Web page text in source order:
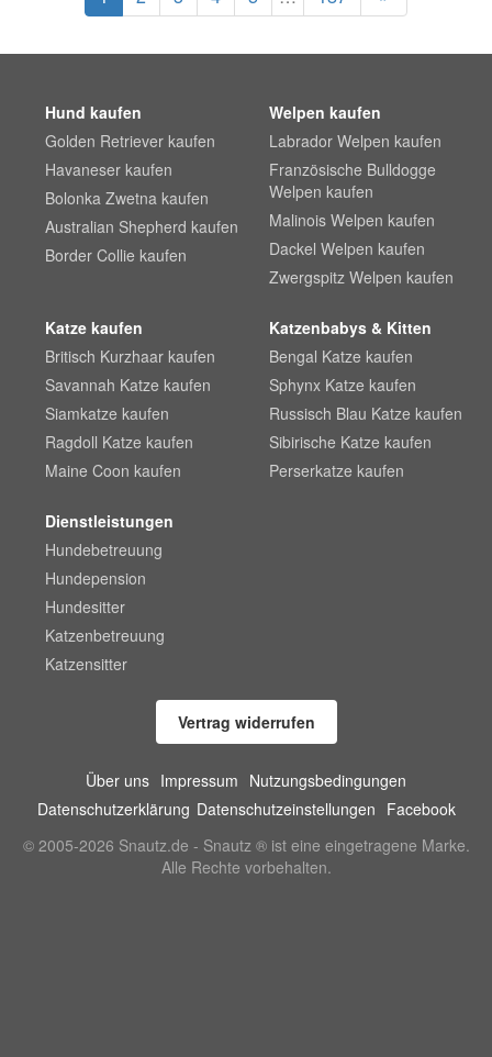
Hund kaufen
Golden Retriever kaufen
Havaneser kaufen
Bolonka Zwetna kaufen
Australian Shepherd kaufen
Border Collie kaufen
Welpen kaufen
Labrador Welpen kaufen
Französische Bulldogge
Welpen kaufen
Malinois Welpen kaufen
Dackel Welpen kaufen
Zwergspitz Welpen kaufen
Katze kaufen
Britisch Kurzhaar kaufen
Savannah Katze kaufen
Siamkatze kaufen
Ragdoll Katze kaufen
Maine Coon kaufen
Katzenbabys & Kitten
Bengal Katze kaufen
Sphynx Katze kaufen
Russisch Blau Katze kaufen
Sibirische Katze kaufen
Perserkatze kaufen
Dienstleistungen
Hundebetreuung
Hundepension
Hundesitter
Katzenbetreuung
Katzensitter
Vertrag widerrufen
Über uns Impressum Nutzungsbedingungen
Datenschutzerklärung Datenschutzeinstellungen Facebook
© 2005-2026 Snautz.de - Snautz ® ist eine eingetragene Marke.
Alle Rechte vorbehalten.